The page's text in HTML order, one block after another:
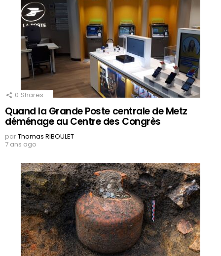
0 Shares
Quand la Grande Poste centrale de Metz
déménage au Centre des Congrès
parThomas RIBOULET
7 ans ago